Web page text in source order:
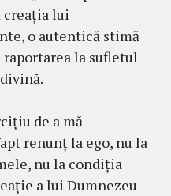
creația lui
o autentică stimă
la sufletul
de a mă
renunț la ego, nu la
nu la condiția
a lui Dumnezeu